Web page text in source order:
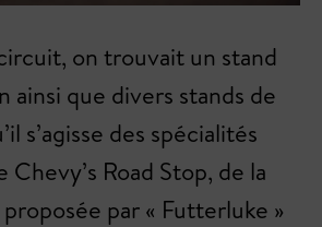
on trouvait un stand
ainsi que divers stands de
s’agisse des spécialités
Chevy’s Road Stop, de la
par « Futterluke »